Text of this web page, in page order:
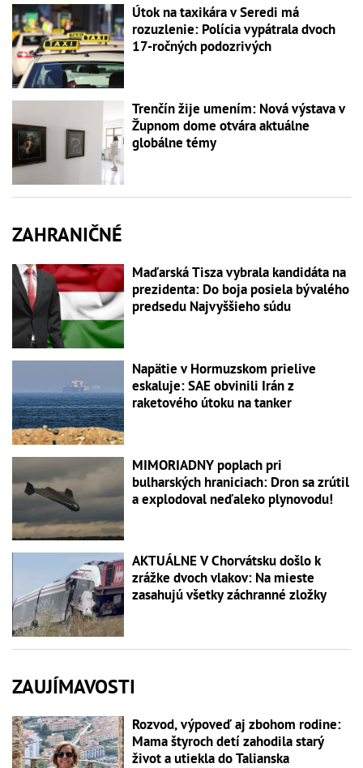
Útok na taxikára v Seredi má
rozuzlenie: Polícia vypátrala dvoch
17-ročných podozrivých
Trenčín žije umením: Nová výstava v
Župnom dome otvára aktuálne
globálne témy
ZAHRANIČNÉ
Maďarská Tisza vybrala kandidáta na
prezidenta: Do boja posiela bývalého
predsedu Najvyššieho súdu
Napätie v Hormuzskom prielive
eskaluje: SAE obvinili Irán z
raketového útoku na tanker
MIMORIADNY poplach pri
bulharských hraniciach: Dron sa zrútil
a explodoval neďaleko plynovodu!
AKTUÁLNE V Chorvátsku došlo k
zrážke dvoch vlakov: Na mieste
zasahujú všetky záchranné zložky
ZAUJÍMAVOSTI
Rozvod, výpoveď aj zbohom rodine:
Mama štyroch detí zahodila starý
život a utiekla do Talianska